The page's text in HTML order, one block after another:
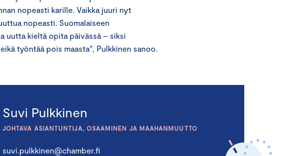
nopeasti karille. Vaikka juuri nyt
nopeasti. Suomalaiseen
uutta kieltä opita päivässä – siksi
työntää pois maasta”, Pulkkinen sanoo.
Suvi Pulkkinen
JOHTAVA ASIANTUNTIJA, OSAAMINEN JA MAAHANMUUTTO
suvi.pulkkinen@chamber.fi